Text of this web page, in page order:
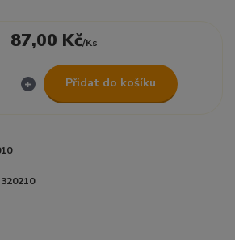
87,00 Kč/Ks
Přidat do košíku